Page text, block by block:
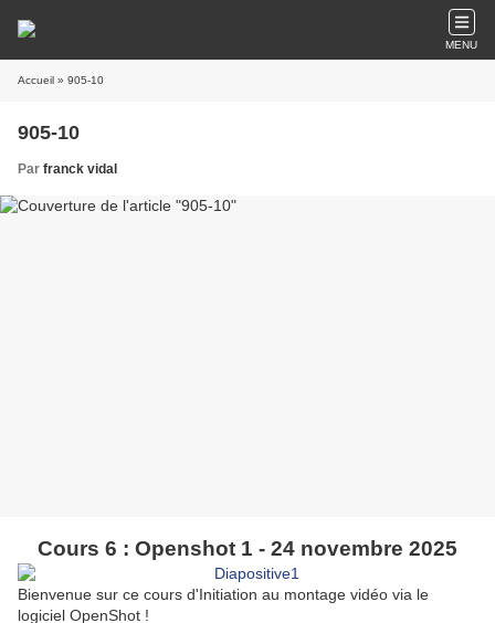
MENU
Accueil » 905-10
905-10
Par franck vidal
Cours 6 : Openshot 1 - 24 novembre 2025
Bienvenue sur ce cours d'Initiation au montage vidéo via le
logiciel OpenShot !